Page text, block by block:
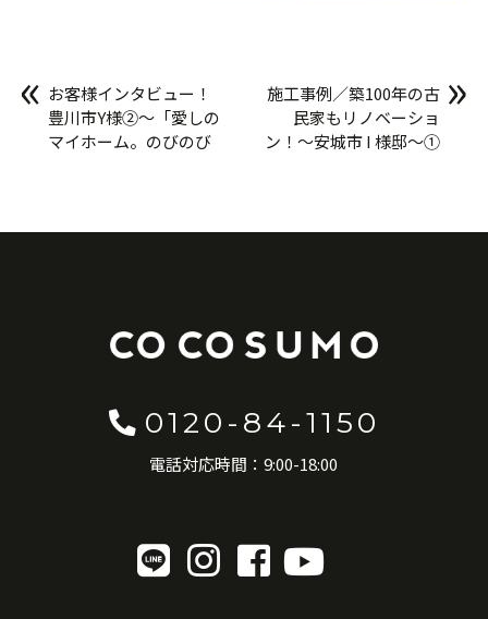
« お客様インタビュー！
豊川市Y様②〜「愛しの
マイホーム。のびのび
施工事例／築100年の古
民家もリノベーショ
ン！〜安城市 I 様邸〜①
»
0120-84-1150
電話対応時間：9:00-18:00